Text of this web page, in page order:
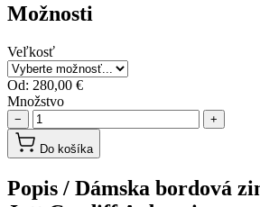
Možnosti
Veľkosť
Od: 280,00 €
Množstvo
− +
Do košíka
Popis / Dámska bordová